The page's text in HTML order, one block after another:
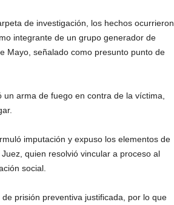
de investigación, los hechos ocurrieron
integrante de un grupo generador de
Mayo, señalado como presunto punto de
arma de fuego en contra de la víctima,
imputación y expuso los elementos de
quien resolvió vincular a proceso al
social.
prisión preventiva justificada, por lo que